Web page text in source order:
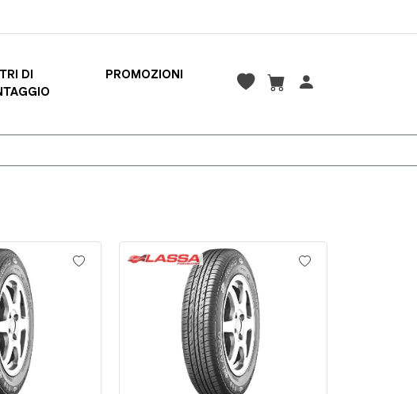
DI
PROMOZIONI